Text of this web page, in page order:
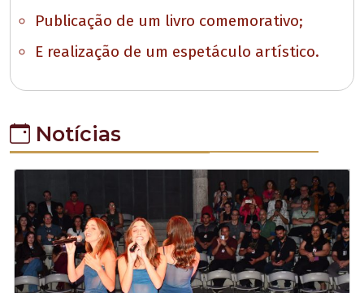
Publicação de um livro comemorativo;
E realização de um espetáculo artístico.
Notícias